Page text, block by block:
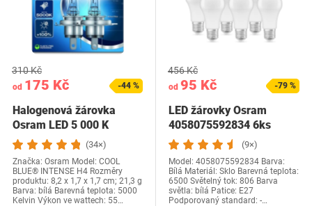
od 175 Kč
310 Kč
-44 %
Halogenová žárovka
Osram LED 5 000 K
(34×)
Značka: Osram Model: COOL
BLUE® INTENSE H4 Rozměry
produktu: 8,2 x 1,7 x 1,7 cm; 21,3 g
Barva: bílá Barevná teplota: 5000
Kelvin Výkon ve wattech: 55…
od 95 Kč
456 Kč
-79 %
LED žárovky Osram
4058075592834 6ks
(9×)
Model: 4058075592834 Barva:
Bílá Materiál: Sklo Barevná teplota:
6500 Světelný tok: 806 Barva
světla: bílá Patice: E27
Podporovaný standard: -…